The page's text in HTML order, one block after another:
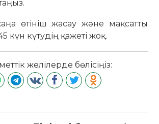
өтініш жасау және мақсатты
күн күтудің қажеті жоқ.
желілерде бөлісіңіз: